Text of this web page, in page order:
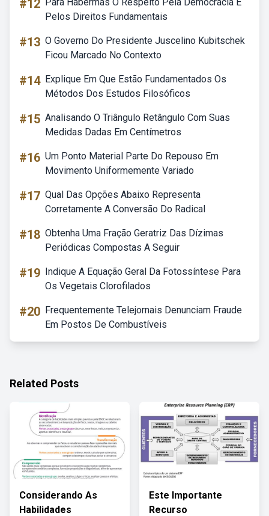
#12
Pelos Direitos Fundamentais
#13 O Governo Do Presidente Juscelino Kubitschek
Ficou Marcado No Contexto
#14 Explique Em Que Estão Fundamentados Os
Métodos Dos Estudos Filosóficos
#15 Analisando O Triângulo Retângulo Com Suas
Medidas Dadas Em Centímetros
#16 Um Ponto Material Parte Do Repouso Em
Movimento Uniformemente Variado
#17 Qual Das Opções Abaixo Representa
Corretamente A Conversão Do Radical
#18 Obtenha Uma Fração Geratriz Das Dízimas
Periódicas Compostas A Seguir
#19 Indique A Equação Geral Da Fotossíntese Para
Os Vegetais Clorofilados
#20 Frequentemente Telejornais Denunciam Fraude
Em Postos De Combustíveis
Related Posts
Considerando As
Habilidades
Este Importante
Recurso